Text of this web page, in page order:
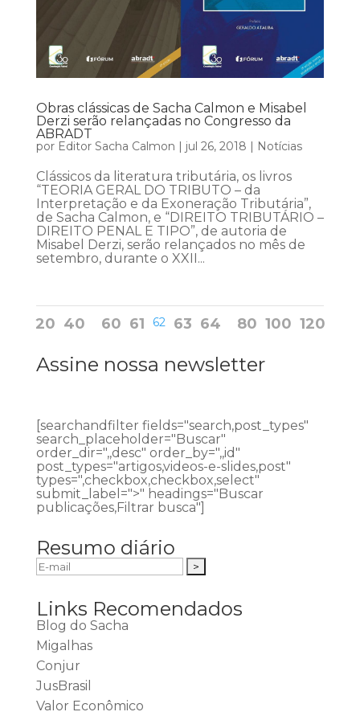
Obras clássicas de Sacha Calmon e Misabel
Derzi serão relançadas no Congresso da
ABRADT
por Editor Sacha Calmon | jul 26, 2018 | Notícias
Clássicos da literatura tributária, os livros
“TEORIA GERAL DO TRIBUTO – da
Interpretação e da Exoneração Tributária”,
de Sacha Calmon, e “DIREITO TRIBUTÁRIO –
DIREITO PENAL E TIPO”, de autoria de
Misabel Derzi, serão relançados no mês de
setembro, durante o XXII...
20 40 60 61 62 63 64 80 100 120
Assine nossa newsletter
[searchandfilter fields="search,post_types"
search_placeholder="Buscar"
order_dir=",,desc" order_by=",,id"
post_types="artigos,videos-e-slides,post"
types=",checkbox,checkbox,select"
submit_label=">" headings="Buscar
publicações,Filtrar busca"]
Resumo diário
Links Recomendados
Blog do Sacha
Migalhas
Conjur
JusBrasil
Valor Econômico